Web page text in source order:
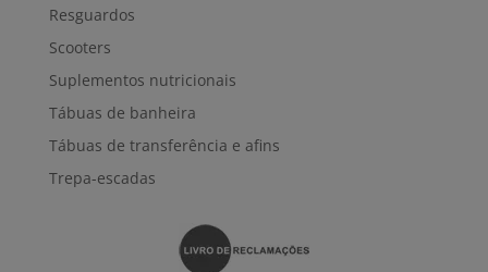
Resguardos
Scooters
Suplementos nutricionais
Tábuas de banheira
Tábuas de transferência e afins
Trepa-escadas